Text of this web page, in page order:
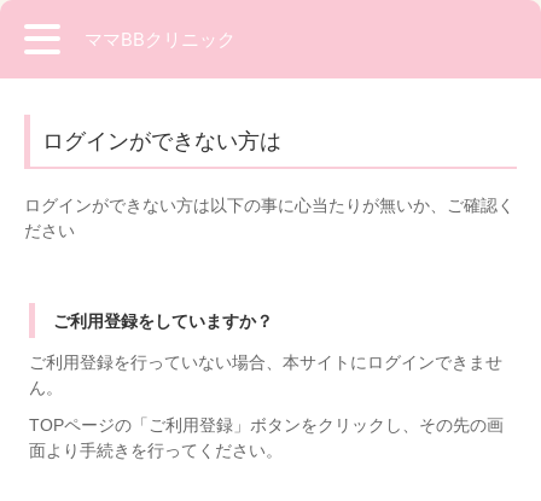
ママBBクリニック
ログインができない方は
ログインができない方は以下の事に心当たりが無いか、ご確認く
ださい
ご利用登録をしていますか？
ご利用登録を行っていない場合、本サイトにログインできませ
ん。
TOPページの「ご利用登録」ボタンをクリックし、その先の画
面より手続きを行ってください。